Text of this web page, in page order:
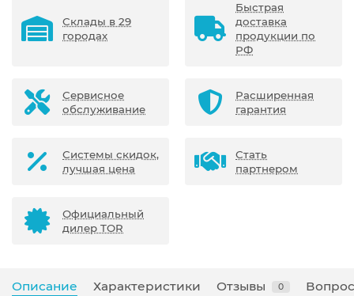
Склады в 29
городах
Быстрая
доставка
продукции по
РФ
Сервисное
обслуживание
Расширенная
гарантия
Системы скидок,
лучшая цена
Стать
партнером
Официальный
дилер TOR
Описание Характеристики Отзывы 0